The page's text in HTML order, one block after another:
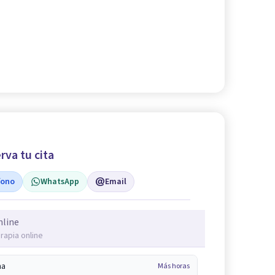
tu cita
WhatsApp Email
online
Más horas